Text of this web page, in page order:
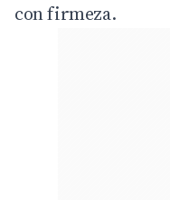
con firmeza.